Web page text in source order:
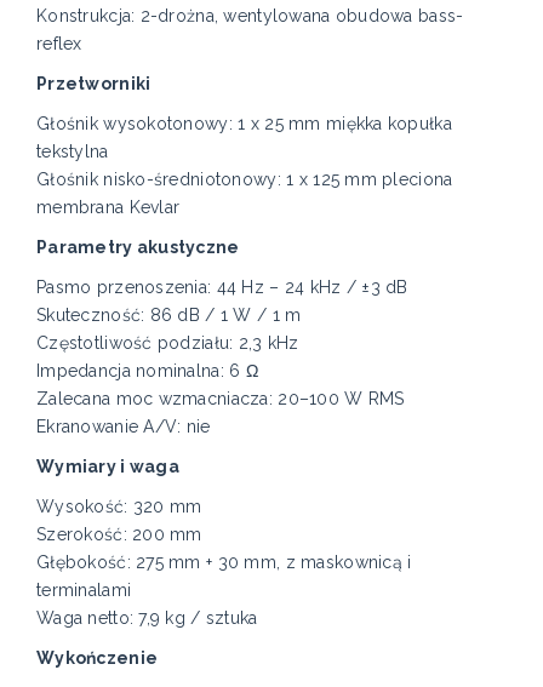
Konstrukcja: 2-drożna, wentylowana obudowa bass-
reflex
Przetworniki
Głośnik wysokotonowy: 1 x 25 mm miękka kopułka
tekstylna
Głośnik nisko-średniotonowy: 1 x 125 mm pleciona
membrana Kevlar
Parametry akustyczne
Pasmo przenoszenia: 44 Hz – 24 kHz / ±3 dB
Skuteczność: 86 dB / 1 W / 1 m
Częstotliwość podziału: 2,3 kHz
Impedancja nominalna: 6 Ω
Zalecana moc wzmacniacza: 20–100 W RMS
Ekranowanie A/V: nie
Wymiary i waga
Wysokość: 320 mm
Szerokość: 200 mm
Głębokość: 275 mm + 30 mm, z maskownicą i
terminalami
Waga netto: 7,9 kg / sztuka
Wykończenie